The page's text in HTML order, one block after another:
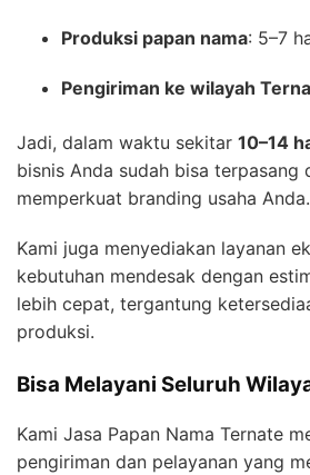
Produksi papan nama: 5–7
Pengiriman ke wilayah
Jadi, dalam waktu sekitar 10–14
bisnis Anda sudah bisa terpasang
memperkuat branding usaha Anda.
Kami juga menyediakan layanan
kebutuhan mendesak dengan
lebih cepat, tergantung
produksi.
Bisa Melayani Seluruh
Kami Jasa Papan Nama Ternate
pengiriman dan pelayanan yang